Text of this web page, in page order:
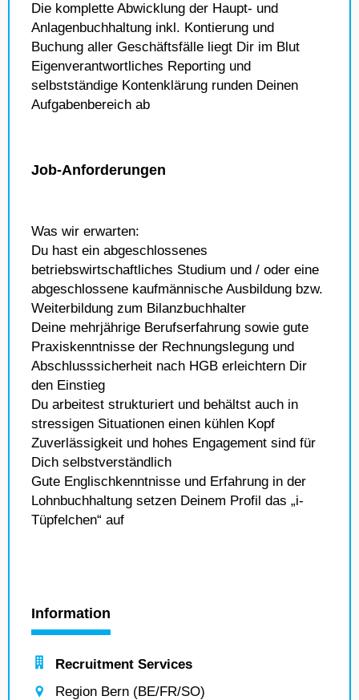
Die komplette Abwicklung der Haupt- und
Anlagenbuchhaltung inkl. Kontierung und
Buchung aller Geschäftsfälle liegt Dir im Blut
Eigenverantwortliches Reporting und
selbstständige Kontenklärung runden Deinen
Aufgabenbereich ab
Job-Anforderungen
Was wir erwarten:
Du hast ein abgeschlossenes
betriebswirtschaftliches Studium und / oder eine
abgeschlossene kaufmännische Ausbildung bzw.
Weiterbildung zum Bilanzbuchhalter
Deine mehrjährige Berufserfahrung sowie gute
Praxiskenntnisse der Rechnungslegung und
Abschlusssicherheit nach HGB erleichtern Dir
den Einstieg
Du arbeitest strukturiert und behältst auch in
stressigen Situationen einen kühlen Kopf
Zuverlässigkeit und hohes Engagement sind für
Dich selbstverständlich
Gute Englischkenntnisse und Erfahrung in der
Lohnbuchhaltung setzen Deinem Profil das „i-
Tüpfelchen“ auf
Information
Recruitment Services
Region Bern (BE/FR/SO)